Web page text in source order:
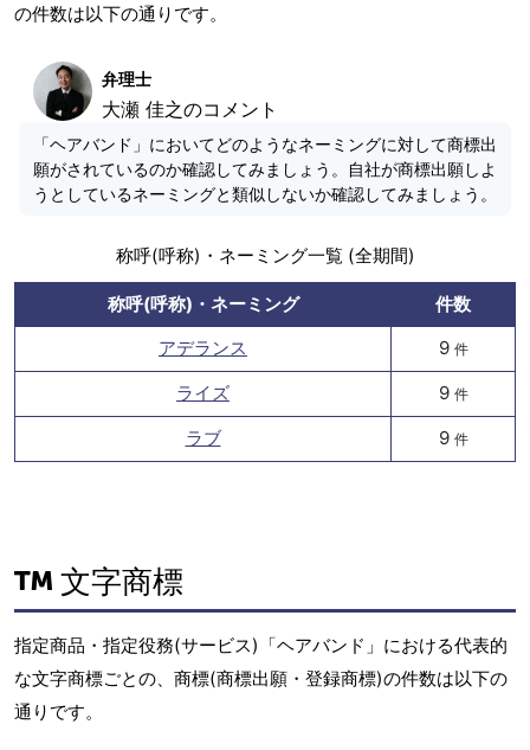
の件数は以下の通りです。
弁理士
大瀬 佳之のコメント
「ヘアバンド」においてどのようなネーミングに対して商標出
願がされているのか確認してみましょう。自社が商標出願しよ
うとしているネーミングと類似しないか確認してみましょう。
称呼(呼称)・ネーミング一覧 (全期間)
称呼(呼称)・ネーミング
件数
アデランス
9 件
ライズ 9 件
ラブ 9 件
文字商標
指定商品・指定役務(サービス)「ヘアバンド」における代表的
な文字商標ごとの、商標(商標出願・登録商標)の件数は以下の
通りです。